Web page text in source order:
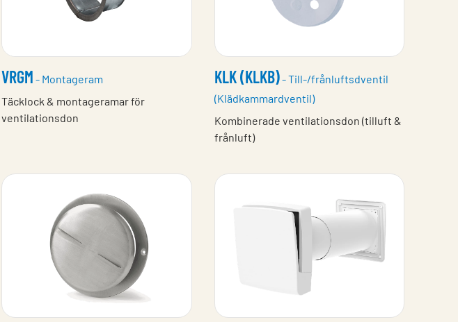
VRGM - Montageram
Täcklock & montageramar för
ventilationsdon
KLK (KLKB)- Till-/frånluftsdventil
(Klädkammardventil)
Kombinerade ventilationsdon (tilluft &
frånluft)